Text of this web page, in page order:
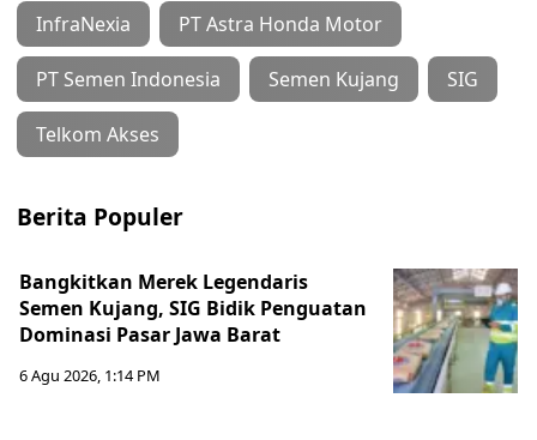
InfraNexia PT Astra Honda Motor
PT Semen Indonesia Semen Kujang SIG
Telkom Akses
Berita Populer
Bangkitkan Merek Legendaris
Semen Kujang, SIG Bidik Penguatan
Dominasi Pasar Jawa Barat
6 Agu 2026, 1:14 PM